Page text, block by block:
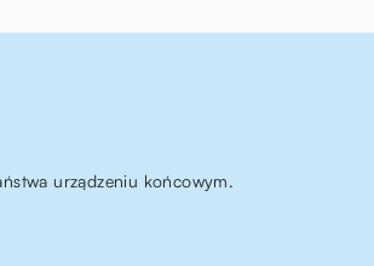
urządzeniu końcowym.